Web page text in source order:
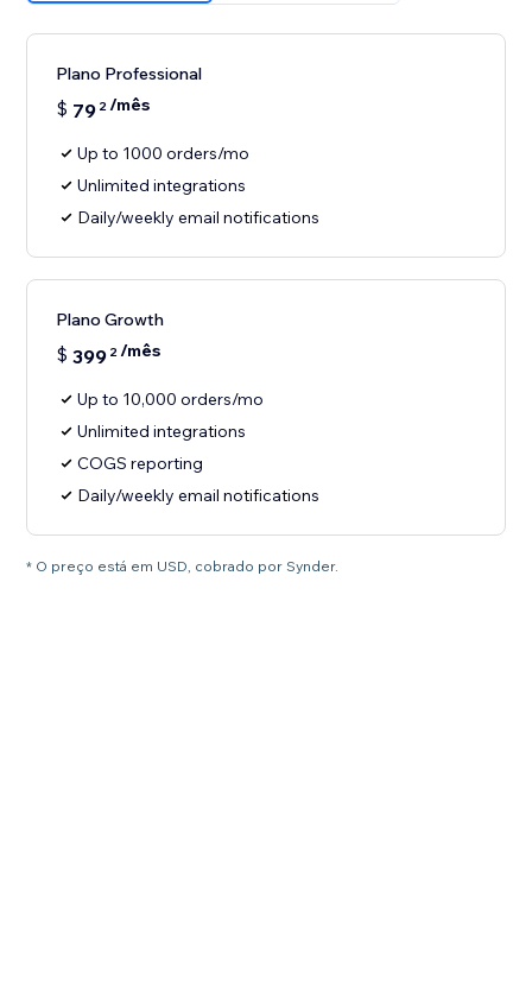
Plano Professional
$ 79 2/mês
Up to 1000 orders/mo
Unlimited integrations
Daily/weekly email notifications
Plano Growth
$ 399 2/mês
Up to 10,000 orders/mo
Unlimited integrations
COGS reporting
Daily/weekly email notifications
* O preço está em USD, cobrado por Synder.